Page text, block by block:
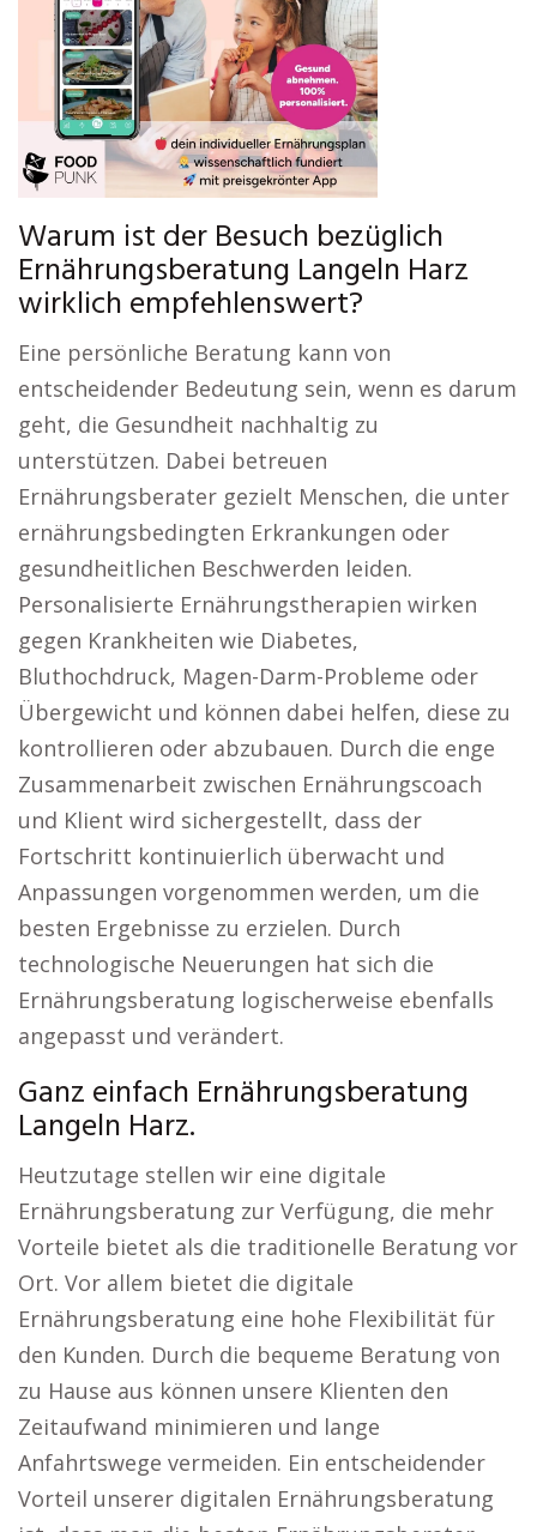
Warum ist der Besuch bezüglich
Ernährungsberatung Langeln Harz
wirklich empfehlenswert?
Eine persönliche Beratung kann von
entscheidender Bedeutung sein, wenn es darum
geht, die Gesundheit nachhaltig zu
unterstützen. Dabei betreuen
Ernährungsberater gezielt Menschen, die unter
ernährungsbedingten Erkrankungen oder
gesundheitlichen Beschwerden leiden.
Personalisierte Ernährungstherapien wirken
gegen Krankheiten wie Diabetes,
Bluthochdruck, Magen-Darm-Probleme oder
Übergewicht und können dabei helfen, diese zu
kontrollieren oder abzubauen. Durch die enge
Zusammenarbeit zwischen Ernährungscoach
und Klient wird sichergestellt, dass der
Fortschritt kontinuierlich überwacht und
Anpassungen vorgenommen werden, um die
besten Ergebnisse zu erzielen. Durch
technologische Neuerungen hat sich die
Ernährungsberatung logischerweise ebenfalls
angepasst und verändert.
Ganz einfach Ernährungsberatung
Langeln Harz.
Heutzutage stellen wir eine digitale
Ernährungsberatung zur Verfügung, die mehr
Vorteile bietet als die traditionelle Beratung vor
Ort. Vor allem bietet die digitale
Ernährungsberatung eine hohe Flexibilität für
den Kunden. Durch die bequeme Beratung von
zu Hause aus können unsere Klienten den
Zeitaufwand minimieren und lange
Anfahrtswege vermeiden. Ein entscheidender
Vorteil unserer digitalen Ernährungsberatung